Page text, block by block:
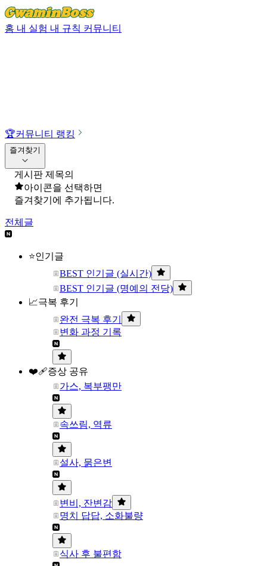
홈 내 실험 내 규칙 커뮤니티
🏆커뮤니티 랭킹
즐겨찾기
게시판 제목의
아이콘을 선택하면
즐겨찾기에 추가됩니다.
전체글
⭐인기글
BEST 인기글 (실시간)
BEST 인기글 (명예의 전당)
📈극복 후기
완전 극복 후기
변화 과정 기록
❤️‍🩹증상 공유
가스, 복부팽만
속쓰림, 역류
설사, 묽은변
변비, 잔변감
명치 답답, 소화불량
식사 후 불편함